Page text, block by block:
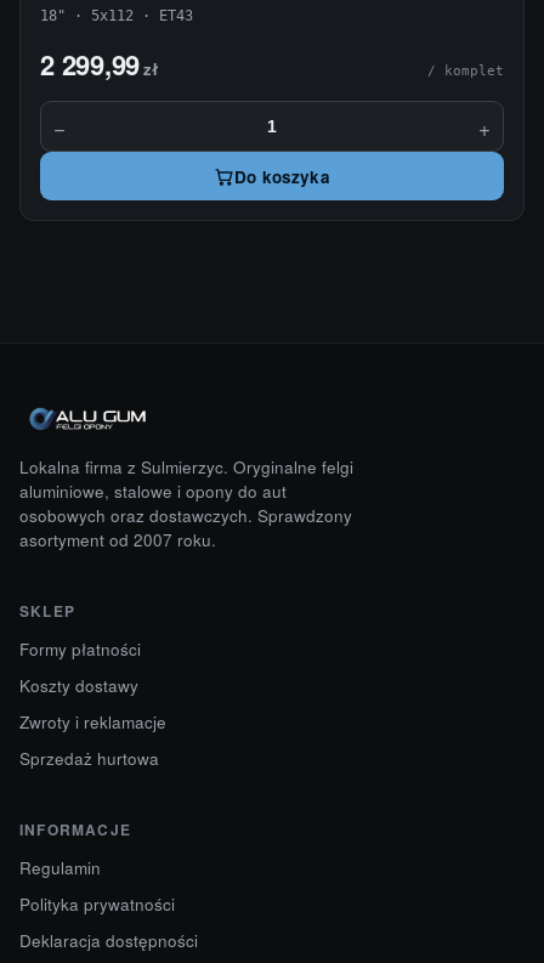
18" · 5x112 · ET43
2 299,99zł / komplet
− +
Do koszyka
Lokalna firma z Sulmierzyc. Oryginalne felgi
aluminiowe, stalowe i opony do aut
osobowych oraz dostawczych. Sprawdzony
asortyment od 2007 roku.
SKLEP
Formy płatności
Koszty dostawy
Zwroty i reklamacje
Sprzedaż hurtowa
INFORMACJE
Regulamin
Polityka prywatności
Deklaracja dostępności